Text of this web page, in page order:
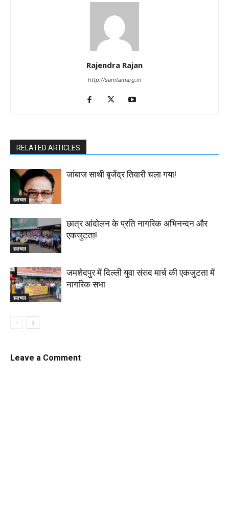
Rajendra Rajan
http://samtamarg.in
RELATED ARTICLES
हलचल
जांबाज साथी बृजेंद्र तिवारी चला गया!
हलचल
छात्र आंदोलन के प्रति नागरिक अभिनन्दन और
एकजुटता!
हलचल
जमशेदपुर में दिल्ली युवा संसद मार्च की एकजुटता में
नागरिक सभा
Leave a Comment